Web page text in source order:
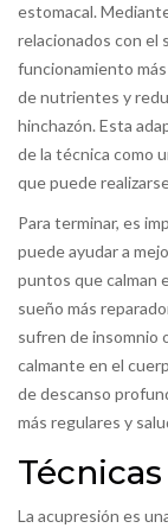
estomacal.
relacionados con el
funcionamiento
de nutrientes y
hinchazón. Esta
de la técnica como
que puede
Para terminar, es
puede ayudar a
puntos que calman
sueño más
sufren de insomnio
calmante en el
de descanso
más regulares y
La acupresión es